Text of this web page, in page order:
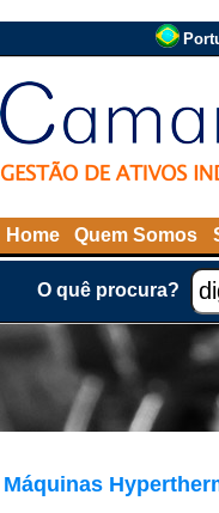
Home Quem Somos
O quê procura?
Máquinas